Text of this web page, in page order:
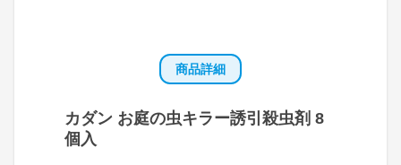
商品詳細
カダン お庭の虫キラー誘引殺虫剤 8
個入